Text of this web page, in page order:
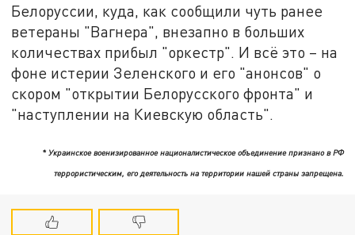
Белоруссии, куда, как сообщили чуть ранее
ветераны "Вагнера", внезапно в больших
количествах прибыл "оркестр". И всё это – на
фоне истерии Зеленского и его "анонсов" о
скором "открытии Белорусского фронта" и
"наступлении на Киевскую область".
* Украинское военизированное националистическое объединение признано в РФ
террористическим, его деятельность на территории нашей страны запрещена.